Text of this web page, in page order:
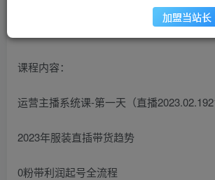
课程内容：
运营主播系统课-第一天（直播
2023年服装直插带货趋势
0粉带利润起号全流程
加盟当站长